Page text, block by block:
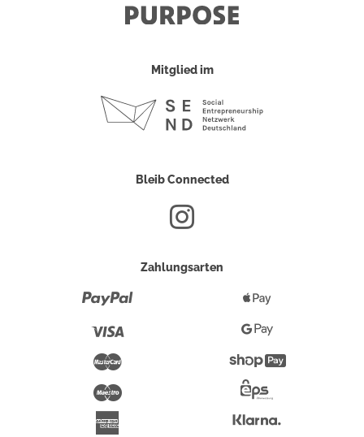
Mitglied im
Bleib Connected
Zahlungsarten
Maestro
Pay
Google
Pay
Überweisung